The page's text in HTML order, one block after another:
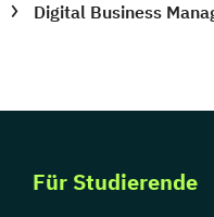
Digital Business
Für Studierende